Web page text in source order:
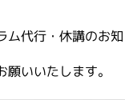
代行・休講のお知
いいたします。